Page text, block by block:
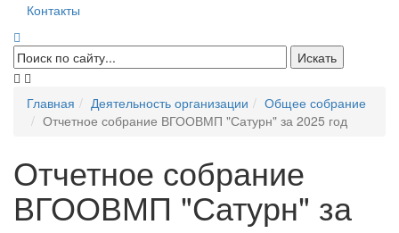
Контакты
Главная Деятельность организации
Общее собрание
Отчетное собрание ВГООВМП "Сатурн" за 2025 год
Отчетное собрание
ВГООВМП "Сатурн" за